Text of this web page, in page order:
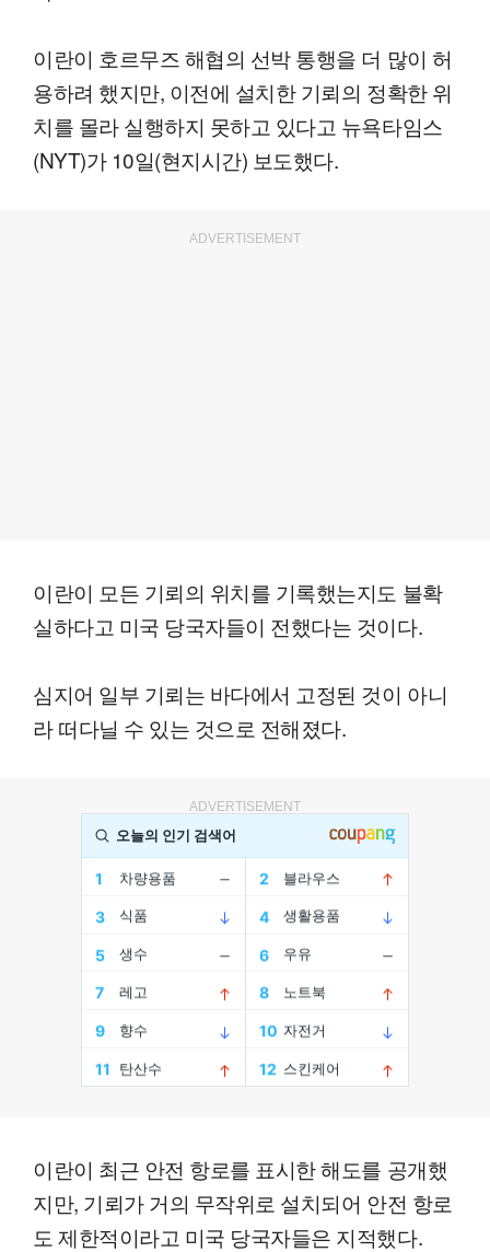
이란이 호르무즈 해협의 선박 통행을 더 많이 허
용하려 했지만, 이전에 설치한 기뢰의 정확한 위
치를 몰라 실행하지 못하고 있다고 뉴욕타임스
(NYT)가 10일(현지시간) 보도했다.
ADVERTISEMENT
이란이 모든 기뢰의 위치를 기록했는지도 불확
실하다고 미국 당국자들이 전했다는 것이다.
심지어 일부 기뢰는 바다에서 고정된 것이 아니
라 떠다닐 수 있는 것으로 전해졌다.
ADVERTISEMENT
이란이 최근 안전 항로를 표시한 해도를 공개했
지만, 기뢰가 거의 무작위로 설치되어 안전 항로
도 제한적이라고 미국 당국자들은 지적했다.